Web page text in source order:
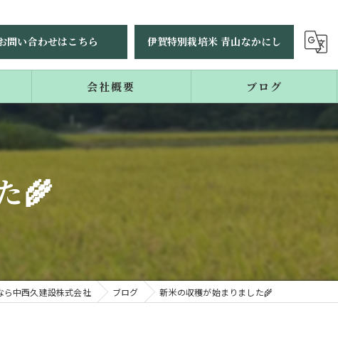
問い合わせはこちら 伊賀特別栽培米 青山なかにし
会社概要 ブログ
コラム
🌾
ら中西久建設株式会社 ブログ 新米の収穫が始まりました🌾